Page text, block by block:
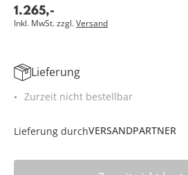
1.265,-
Inkl. MwSt. zzgl.Versand
Lieferung
Zurzeit nicht bestellbar
Lieferung durchVERSANDPARTNER